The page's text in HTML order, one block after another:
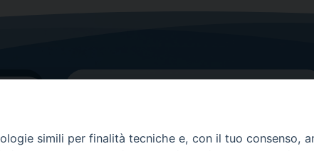
simili per finalità tecniche e, con il tuo consenso,